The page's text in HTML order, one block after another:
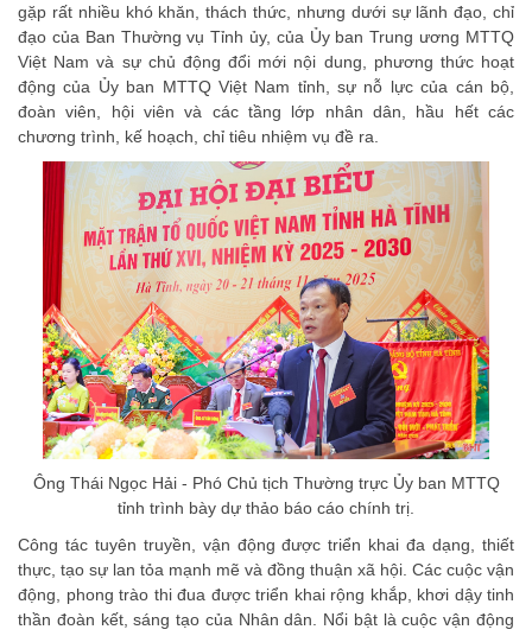
gặp rất nhiều khó khăn, thách thức, nhưng dưới sự lãnh đạo, chỉ
đạo của Ban Thường vụ Tỉnh ủy, của Ủy ban Trung ương MTTQ
Việt Nam và sự chủ động đổi mới nội dung, phương thức hoạt
động của Ủy ban MTTQ Việt Nam tỉnh, sự nỗ lực của cán bộ,
đoàn viên, hội viên và các tầng lớp nhân dân, hầu hết các
chương trình, kế hoạch, chỉ tiêu nhiệm vụ đề ra.
Ông Thái Ngọc Hải - Phó Chủ tịch Thường trực Ủy ban MTTQ
tỉnh trình bày dự thảo báo cáo chính trị.
Công tác tuyên truyền, vận động được triển khai đa dạng, thiết
thực, tạo sự lan tỏa mạnh mẽ và đồng thuận xã hội. Các cuộc vận
động, phong trào thi đua được triển khai rộng khắp, khơi dậy tinh
thần đoàn kết, sáng tạo của Nhân dân. Nổi bật là cuộc vận động